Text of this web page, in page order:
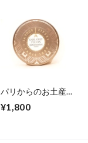
パリからのお土産
Frères 缶入アールグ
¥1,800